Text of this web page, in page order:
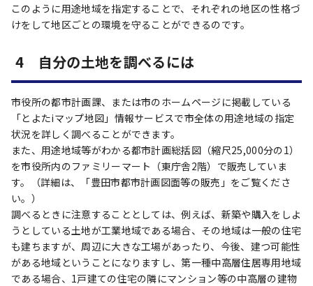
このように用途地域を指定することで、それぞれの地区の性格づ
けをして地区ごとの環境を守ることができるのです。
4 自分の土地を調べるには
市役所の都市計画課、または市のホームページに掲載している
「とよたiマップ地図」情報サービスで市全体の用途地域の指定
状況を詳しく調べることができます。
また、用途地域等がわかる都市計画総括図（縮尺25,000分の1）
を市役所内のファミリーマート（東庁舎2階）で販売していま
す。（詳細は、「豊田市都市計画図面等の販売」をご覧くださ
い。）
調べるときに注意することとしては、例えば、新築や購入をしよ
うとしている土地が工業地域である場合、その地域は一般の住宅
も建ちますが、周辺に大きな工場があったり、今後、建つ可能性
がある地域ということになりますし、第一種中高層住居専用地域
である場合、1戸建ての住宅の隣にマンション等の中高層の建物